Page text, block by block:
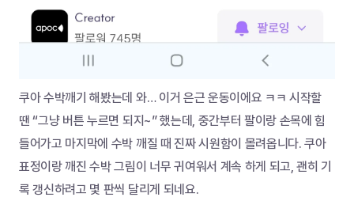
쿠아 수박깨기 해봤는데 와… 이거 은근 운동이에요 ㅋㅋ 시작할
땐 “그냥 버튼 누르면 되지~” 했는데, 중간부터 팔이랑 손목에 힘
들어가고 마지막에 수박 깨질 때 진짜 시원함이 몰려옵니다. 쿠아
표정이랑 깨진 수박 그림이 너무 귀여워서 계속 하게 되고, 괜히 기
록 갱신하려고 몇 판씩 달리게 되네요.